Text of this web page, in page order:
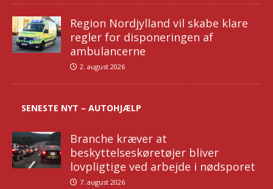
Region Nordjylland vil skabe klare
regler for disponeringen af
ambulancerne
2. august 2026
SENESTE NYT – AUTOHJÆLP
Branche kræver at
beskyttelseskøretøjer bliver
lovpligtige ved arbejde i nødsporet
7. august 2026